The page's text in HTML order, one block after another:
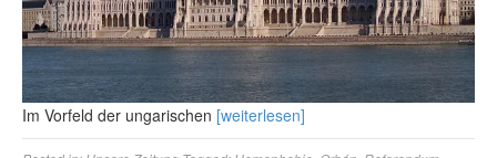
Im Vorfeld der ungarischen [weiterlesen]